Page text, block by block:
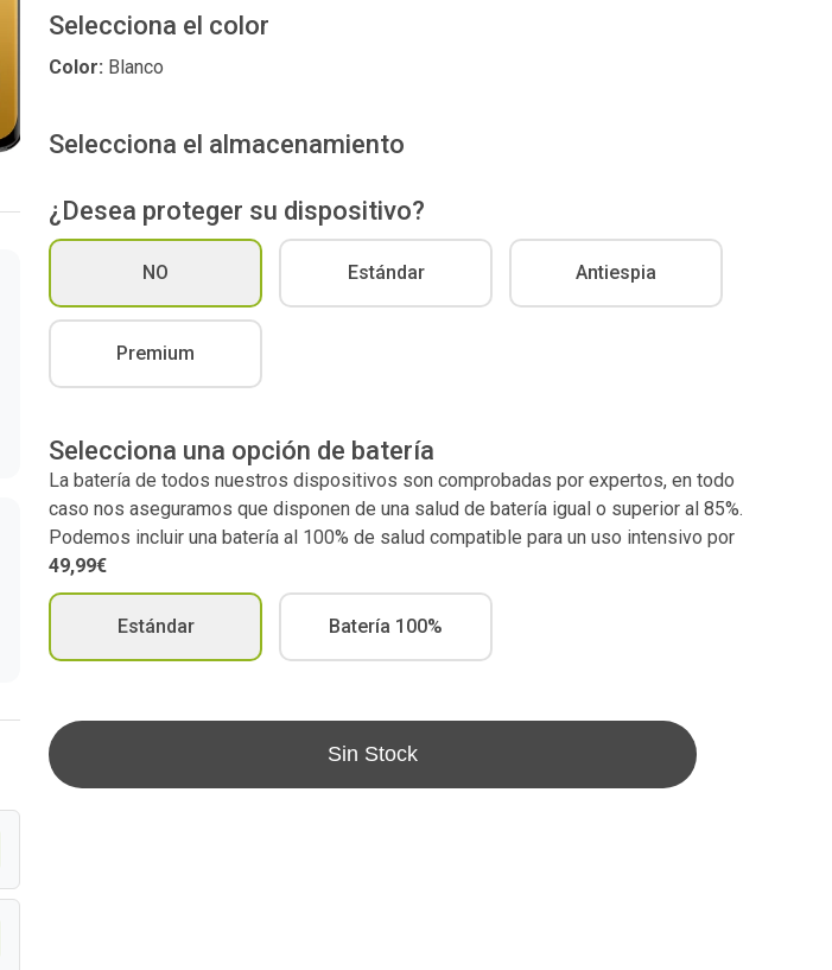
Selecciona el color
Color: Blanco
Selecciona el almacenamiento
¿Desea proteger su dispositivo?
NO Estándar Antiespia
Premium
Selecciona una opción de batería
La batería de todos nuestros dispositivos son comprobadas por expertos, en todo
caso nos aseguramos que disponen de una salud de batería igual o superior al 85%.
Podemos incluir una batería al 100% de salud compatible para un uso intensivo por
49,99€
Estándar Batería 100%
Sin Stock